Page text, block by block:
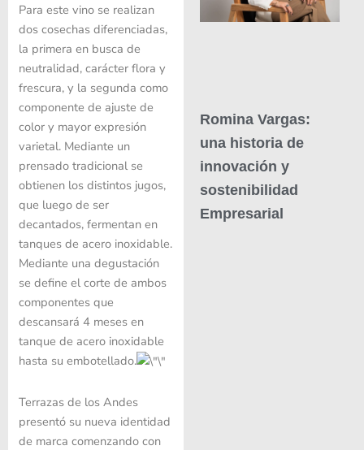
Para este vino se realizan
dos cosechas diferenciadas,
la primera en busca de
neutralidad, carácter flora y
frescura, y la segunda como
componente de ajuste de
color y mayor expresión
varietal. Mediante un
prensado tradicional se
obtienen los distintos jugos,
que luego de ser
decantados, fermentan en
tanques de acero inoxidable.
Mediante una degustación
se define el corte de ambos
componentes que
descansará 4 meses en
tanque de acero inoxidable
hasta su embotellado.
Terrazas de los Andes
presentó su nueva identidad
de marca comenzando con
Romina Vargas:
una historia de
innovación y
sostenibilidad
Empresarial